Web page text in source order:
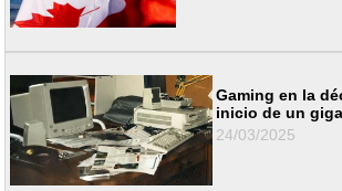
Gaming en la
inicio de un
24/03/2025